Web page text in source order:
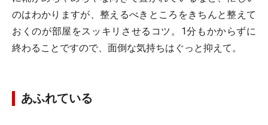
のはわかりますが、整えるべきところをきちんと整えて
おくのが部屋をスッキリさせるコツ。1分もかからずに
終わることですので、面倒な気持ちはぐっと抑えて。
あふれている